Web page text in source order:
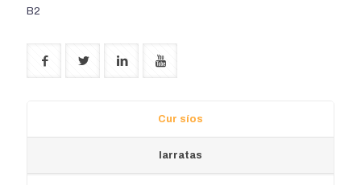
B2
Cur síos
Iarratas